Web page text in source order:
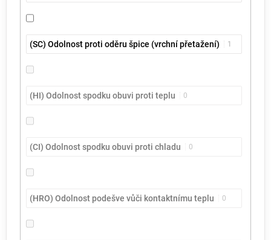
(SC) Odolnost proti oděru špice (vrchní přetažení) 1
(HI) Odolnost spodku obuvi proti teplu 0
(CI) Odolnost spodku obuvi proti chladu 0
(HRO) Odolnost podešve vůči kontaktnímu teplu 0